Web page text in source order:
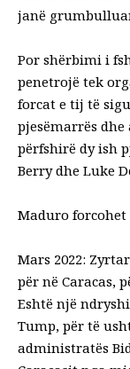
janë
Por shërbimi i
penetrojë tek
forcat e tij të
pjesëmarrës dhe
përfshirë dy ish
Berry dhe Luke
Maduro forcohet
Mars 2022:
për në Caracas,
Eshtë një
Tump, për të
administratës